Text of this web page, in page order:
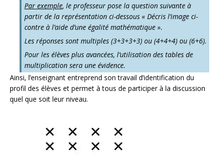
Par exemple, le professeur pose la question suivante à
partir de la représentation ci-dessous « Décris l’image ci-
contre à l’aide d’une égalité mathématique ».
Les réponses sont multiples (3+3+3+3) ou (4+4+4) ou (6+6).
Pour les élèves plus avancées, l’utilisation des tables de
multiplication sera une évidence.
Ainsi, l’enseignant entreprend son travail d’identification du
profil des élèves et permet à tous de participer à la discussion
quel que soit leur niveau.